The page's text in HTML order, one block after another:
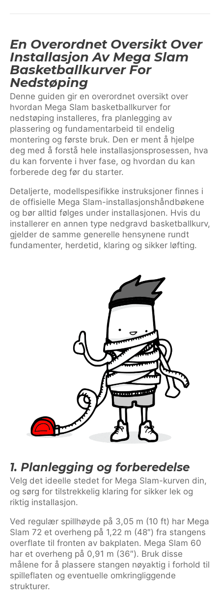
En Overordnet Oversikt Over
Installasjon Av Mega Slam
Basketballkurver For
Nedstøping
Denne guiden gir en overordnet oversikt over
hvordan Mega Slam basketballkurver for
nedstøping installeres, fra planlegging av
plassering og fundamentarbeid til endelig
montering og første bruk. Den er ment å hjelpe
deg med å forstå hele installasjonsprosessen, hva
du kan forvente i hver fase, og hvordan du kan
forberede deg før du starter.
Detaljerte, modellspesifikke instruksjoner finnes i
de offisielle Mega Slam-installasjonshåndbøkene
og bør alltid følges under installasjonen. Hvis du
installerer en annen type nedgravd basketballkurv,
gjelder de samme generelle hensynene rundt
fundamenter, herdetid, klaring og sikker løfting.
1. Planlegging og forberedelse
Velg det ideelle stedet for Mega Slam-kurven din,
og sørg for tilstrekkelig klaring for sikker lek og
riktig installasjon.
Ved regulær spillhøyde på 3,05 m (10 ft) har Mega
Slam 72 et overheng på 1,22 m (48″) fra stangens
overflate til fronten av bakplaten. Mega Slam 60
har et overheng på 0,91 m (36″). Bruk disse
målene for å plassere stangen nøyaktig i forhold til
spilleflaten og eventuelle omkringliggende
strukturer.